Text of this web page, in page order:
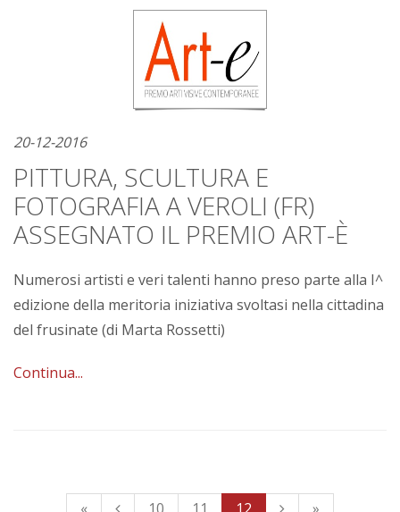
20-12-2016
PITTURA, SCULTURA E
FOTOGRAFIA A VEROLI (FR)
ASSEGNATO IL PREMIO ART-È
Numerosi artisti e veri talenti hanno preso parte alla I^
edizione della meritoria iniziativa svoltasi nella cittadina
del frusinate (di Marta Rossetti)
Continua...